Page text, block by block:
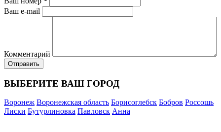
Ваш e-mail
Комментарий
ВЫБЕРИТЕ ВАШ ГОРОД
Воронеж Воронежская область Борисоглебск Бобров Россошь
Лиски Бутурлиновка Павловск Анна